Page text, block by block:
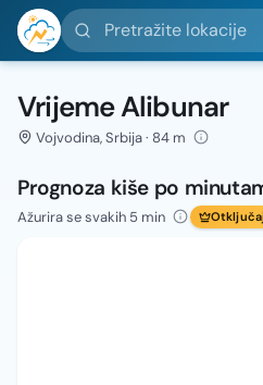
Pretražite lokacije
Vrijeme Alibunar
Vojvodina, Srbija · 84 m
Prognoza kiše po
Ažurira se svakih 5 min